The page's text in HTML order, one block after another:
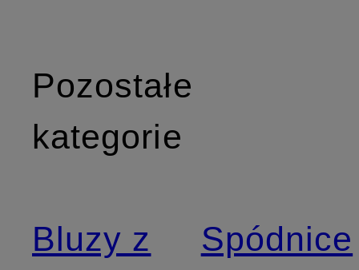
Pozostałe
kategorie
Bluzy z
Spódnice